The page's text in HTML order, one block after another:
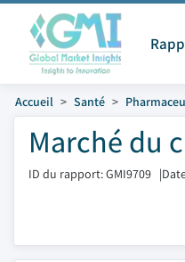
Accueil Santé
Marché du
ID du rapport: GMI9709 |